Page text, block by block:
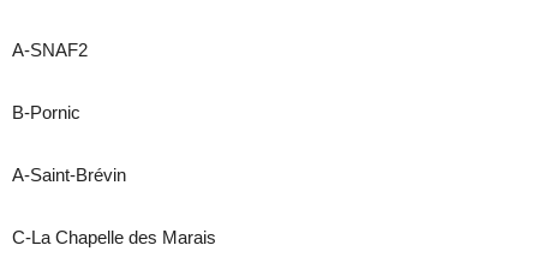
A-SNAF2
B-Pornic
A-Saint-Brévin
C-La Chapelle des Marais